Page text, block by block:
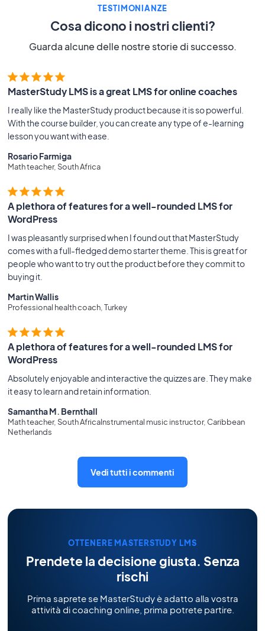
TESTIMONIANZE
Cosa dicono i nostri clienti?
Guarda alcune delle nostre storie di successo.
MasterStudy LMS is a great LMS for online coaches
I really like the MasterStudy product because it is so powerful.
With the course builder, you can create any type of e-learning
lesson you want with ease.
Rosario Farmiga
Math teacher, South Africa
A plethora of features for a well-rounded LMS for
WordPress
I was pleasantly surprised when I found out that MasterStudy
comes with a full-fledged demo starter theme. This is great for
people who want to try out the product before they commit to
buying it.
Martin Wallis
Professional health coach, Turkey
A plethora of features for a well-rounded LMS for
WordPress
Absolutely enjoyable and interactive the quizzes are. They make
it easy to learn and retain information.
Samantha M. Bernthall
Math teacher, South AfricaInstrumental music instructor, Caribbean
Netherlands
Vedi tutti i commenti
OTTENERE MASTERSTUDY LMS
Prendete la decisione giusta. Senza
rischi
Prima saprete se MasterStudy è adatto alla vostra
attività di coaching online, prima potrete partire.